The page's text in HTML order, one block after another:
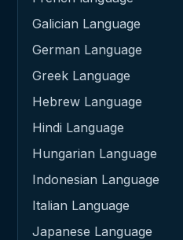
Galician Language
German Language
Greek Language
Hebrew Language
Hindi Language
Hungarian Language
Indonesian Language
Italian Language
Japanese Language